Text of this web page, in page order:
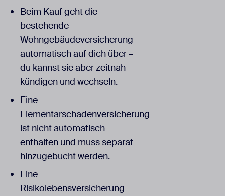
Beim Kauf geht die
bestehende
Wohngebäudeversicherung
automatisch auf dich über –
du kannst sie aber zeitnah
kündigen und wechseln.
Eine
Elementarschadenversicherung
ist nicht automatisch
enthalten und muss separat
hinzugebucht werden.
Eine
Risikolebensversicherung